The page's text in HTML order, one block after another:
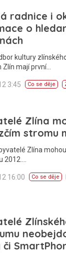
radnice i
o
kultury
mají první…
3:45 Co se děje
Zlína
stromu
Zlína
2012.…
16:00 Co se děje
či